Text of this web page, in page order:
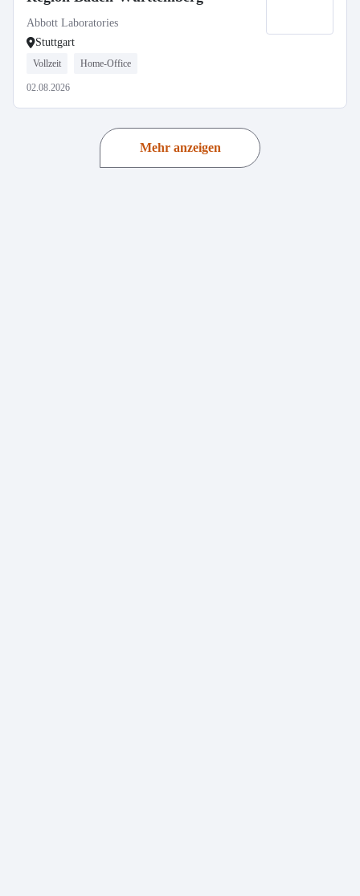
Abbott Laboratories
Stuttgart
Vollzeit Home-Office
02.08.2026
Mehr anzeigen